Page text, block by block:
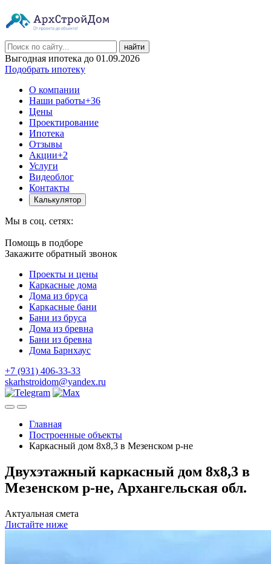
найти
Выгодная ипотека до 01.09.2026
Подобрать ипотеку
О компании
Наши работы+36
Цены
Проектирование
Ипотека
Отзывы
Акции+2
Услуги
Видеоблог
Контакты
Калькулятор
Мы в соц. сетях:
Помощь в подборе
Закажите обратный звонок
Проекты и цены
Каркасные дома
Дома из бруса
Каркасные бани
Бани из бруса
Дома из бревна
Бани из бревна
Дома Барнхаус
+7 (931) 406-33-33
skarhstroidom@yandex.ru
Главная
Построенные объекты
Каркасный дом 8х8,3 в Мезенском р-не
Двухэтажный каркасный дом 8х8,3 в
Мезенском р-не, Архангельская обл.
Актуальная смета
Листайте ниже